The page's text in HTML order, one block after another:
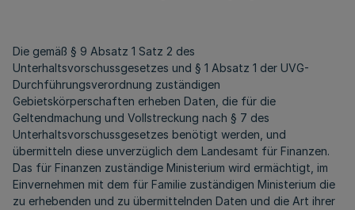
Die gemäß § 9 Absatz 1 Satz 2 des
Unterhaltsvorschussgesetzes und § 1 Absatz 1 der UVG-
Durchführungsverordnung zuständigen
Gebietskörperschaften erheben Daten, die für die
Geltendmachung und Vollstreckung nach § 7 des
Unterhaltsvorschussgesetzes benötigt werden, und
übermitteln diese unverzüglich dem Landesamt für Finanzen.
Das für Finanzen zuständige Ministerium wird ermächtigt, im
Einvernehmen mit dem für Familie zuständigen Ministerium die
zu erhebenden und zu übermittelnden Daten und die Art ihrer